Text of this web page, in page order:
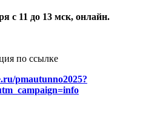
с 11 до 13 мск, онлайн.
по ссылке
pmautunno2025?